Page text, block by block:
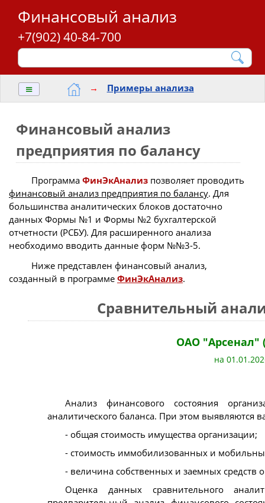
Финансовый анализ
+7(902) 40-84-700
≡ → Примеры анализа
Финансовый анализ
предприятия по балансу
Программа ФинЭкАнализпозволяет проводить
финансовый анализ предприятия по балансу. Для
большинства аналитических блоков достаточно
данных Формы №1 и Формы №2 бухгалтерской
отчетности (РСБУ). Для расширенного анализа
необходимо вводить данные форм №№3-5.
Ниже представлен финансовый анализ,
созданный в программе ФинЭкАнализ.
Сравнительный
ОАО "Арсенал"
на
Анализ финансового состояния
аналитического баланса. При этом выявляются
- общая стоимость имущества организации;
- стоимость иммобилизованных и
- величина собственных и заемных средств
Оценка данных сравнительного